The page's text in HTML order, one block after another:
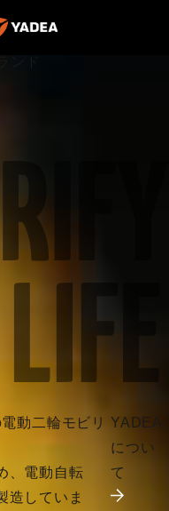
ンド
動二輪モビリ
、電動自転
造していま
YADEA
につい
て